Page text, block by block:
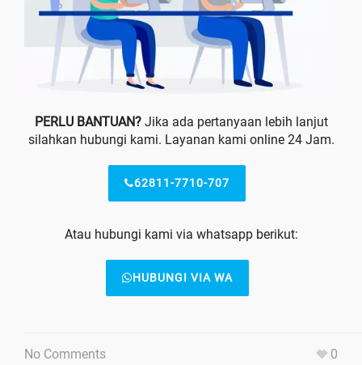
PERLU BANTUAN?Jika ada pertanyaan lebih lanjut
silahkan hubungi kami. Layanan kami online 24 Jam.
62811-7710-707
Atau hubungi kami via whatsapp berikut:
HUBUNGI VIA WA
No Comments 0